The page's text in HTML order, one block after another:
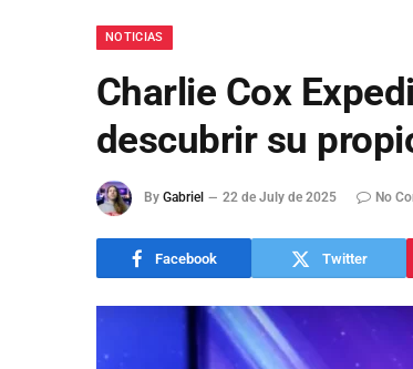
NOTICIAS
Charlie Cox
descubrir su
By Gabriel 22 de July de 2025 No
Facebook Twitter